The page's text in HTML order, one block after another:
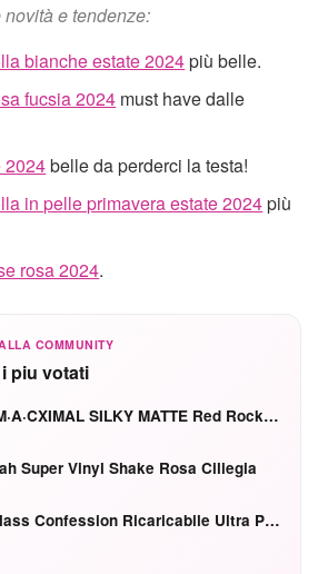
e tendenze:
bianche estate 2024più belle.
fucsia 2024 must have dalle
2024belle da perderci la testa!
in pelle primavera estate 2024più
rosa 2024.
COMMUNITY
piu votati
MAC M·A·CXIMAL SILKY MATTE Red Rock mat
Super Vinyl Shake Rosa Ciliegia
Hourglass Confession Ricaricabile Ultra Preciso Ad Alta Intensità Secretly Classic Red